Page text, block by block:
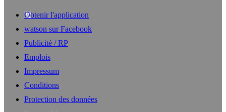
Obtenir l'application
watson sur Facebook
Publicité / RP
Emplois
Impressum
Conditions
Protection des données